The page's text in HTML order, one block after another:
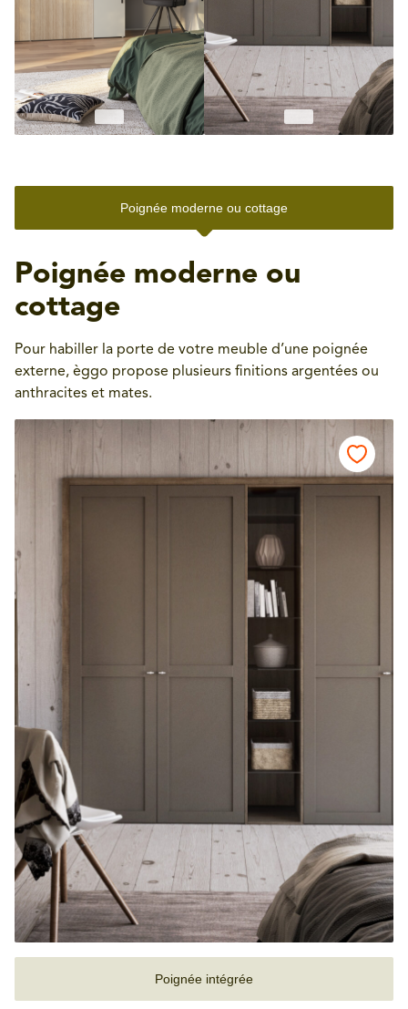
Poignée moderne ou cottage
Poignée intégrée
Poignée moderne ou
cottage
Pour habiller la porte de votre meuble d’une poignée
externe, èggo propose plusieurs finitions argentées ou
anthracites et mates.